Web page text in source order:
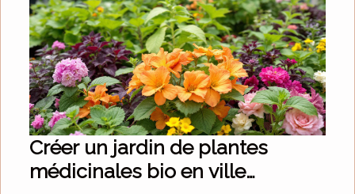
Créer un jardin de plantes
médicinales bio en ville